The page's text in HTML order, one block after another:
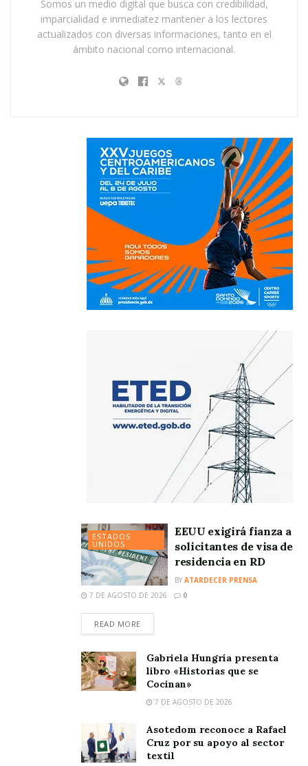
Somos un medio digital que busca con credibilidad,
imparcialidad e inmediatez mantener a los lectores
actualizados con diversas informaciones, tanto en el
ámbito nacional como internacional.
ESTADOS
UNIDOS
EEUU exigirá fianza a
solicitantes de visa de
residencia en RD
BY ATARDECER PRENSA
7 DE AGOSTO DE 2026
0
READ MORE
Gabriela Hungría presenta
libro «Historias que se
Cocinan»
7 DE AGOSTO DE 2026
Asotedom reconoce a Rafael
Cruz por su apoyo al sector
textil